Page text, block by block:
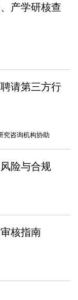
产学研核查
请第三方行
究咨询机构协助
险与合规
核指南